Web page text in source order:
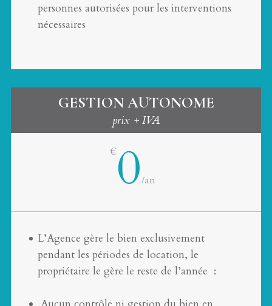
personnes autorisées pour les interventions
nécessaires
GESTION AUTONOME
prix + IVA
€0/an
L’Agence gère le bien exclusivement
pendant les périodes de location, le
propriétaire le gère le reste de l’année :